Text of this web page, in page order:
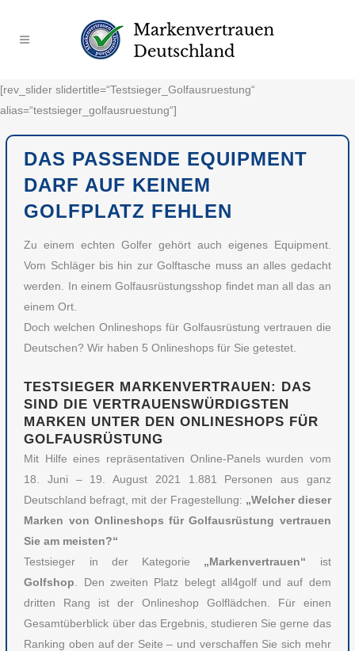
[rev_slider slidertitle=“Testsieger_Golfausruestung“
alias=“testsieger_golfausruestung“]
DAS PASSENDE EQUIPMENT
DARF AUF KEINEM
GOLFPLATZ FEHLEN
Zu einem echten Golfer gehört auch eigenes Equipment.
Vom Schläger bis hin zur Golftasche muss an alles gedacht
werden. In einem Golfausrüstungsshop findet man all das an
einem Ort.
Doch welchen Onlineshops für Golfausrüstung vertrauen die
Deutschen? Wir haben 5 Onlineshops für Sie getestet.
TESTSIEGER MARKENVERTRAUEN: DAS
SIND DIE VERTRAUENSWÜRDIGSTEN
MARKEN UNTER DEN ONLINESHOPS FÜR
GOLFAUSRÜSTUNG
Mit Hilfe eines repräsentativen Online-Panels wurden vom
18. Juni – 19. August 2021 1.881 Personen aus ganz
Deutschland befragt, mit der Fragestellung: „Welcher dieser
Marken von Onlineshops für Golfausrüstung vertrauen
Sie am meisten?“
Testsieger in der Kategorie „Markenvertrauen“ ist
Golfshop . Den zweiten Platz belegt all4golf und auf dem
dritten Rang ist der Onlineshop Golflädchen. Für einen
Gesamtüberblick über das Ergebnis, studieren Sie gerne das
Ranking oben auf der Seite – und verschaffen Sie sich mehr